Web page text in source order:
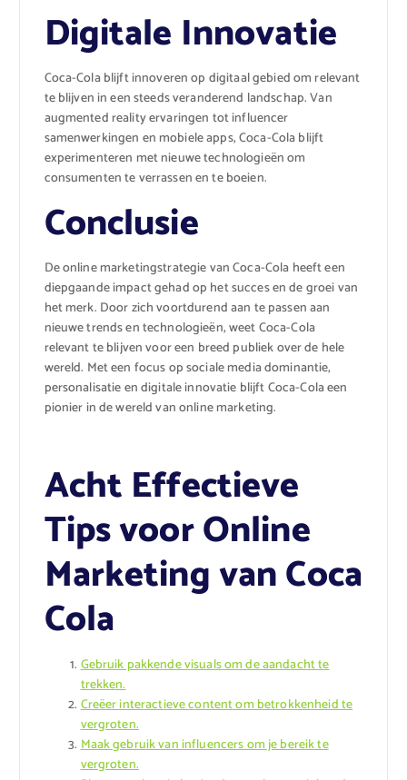
Digitale Innovatie
Coca-Cola blijft innoveren op digitaal gebied om relevant
te blijven in een steeds veranderend landschap. Van
augmented reality ervaringen tot influencer
samenwerkingen en mobiele apps, Coca-Cola blijft
experimenteren met nieuwe technologieën om
consumenten te verrassen en te boeien.
Conclusie
De online marketingstrategie van Coca-Cola heeft een
diepgaande impact gehad op het succes en de groei van
het merk. Door zich voortdurend aan te passen aan
nieuwe trends en technologieën, weet Coca-Cola
relevant te blijven voor een breed publiek over de hele
wereld. Met een focus op sociale media dominantie,
personalisatie en digitale innovatie blijft Coca-Cola een
pionier in de wereld van online marketing.
Acht Effectieve
Tips voor Online
Marketing van Coca
Cola
Gebruik pakkende visuals om de aandacht te
trekken.
Creëer interactieve content om betrokkenheid te
vergroten.
Maak gebruik van influencers om je bereik te
vergroten.